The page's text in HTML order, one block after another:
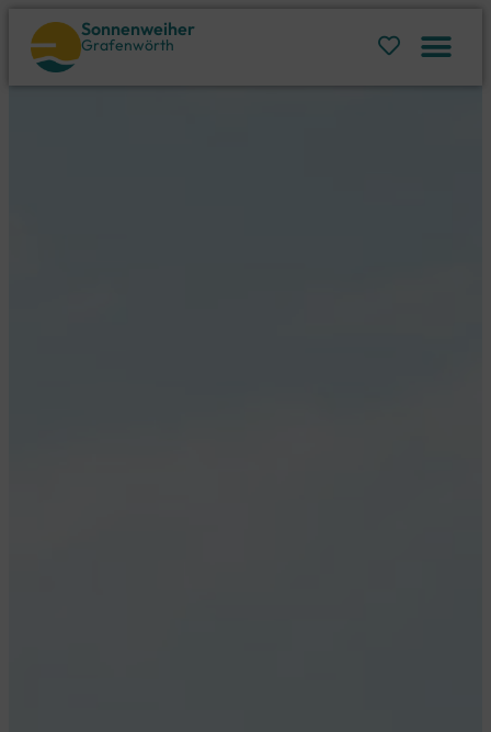
Sonnenweiher
Grafenwörth